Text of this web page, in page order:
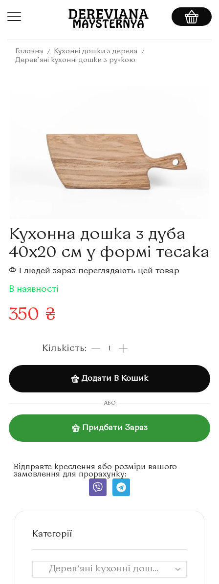
Головна / Кухонні дошки з дерева /
Деревʼяні кухонні дошки з ручкою
Кухонна дошка з дуба
40х20 см у формі тесака
1 людей зараз переглядають цей товар
В наявності
350 ₴
Додати В Кошик
АБО
Придбати Зараз
Відправте креслення або розміри вашого
замовлення для прорахунку:
Категорії